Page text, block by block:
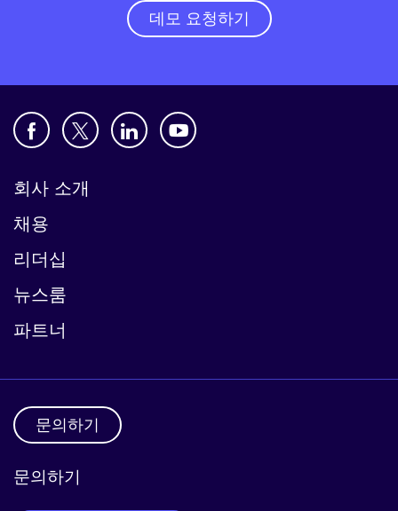
데모 요청하기
회사 소개
채용
리더십
뉴스룸
파트너
문의하기
문의하기